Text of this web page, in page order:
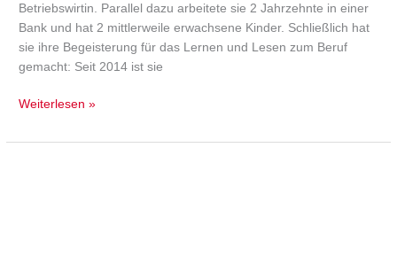
Betriebswirtin. Parallel dazu arbeitete sie 2 Jahrzehnte in einer
Bank und hat 2 mittlerweile erwachsene Kinder. Schließlich hat
sie ihre Begeisterung für das Lernen und Lesen zum Beruf
gemacht: Seit 2014 ist sie
Weiterlesen »